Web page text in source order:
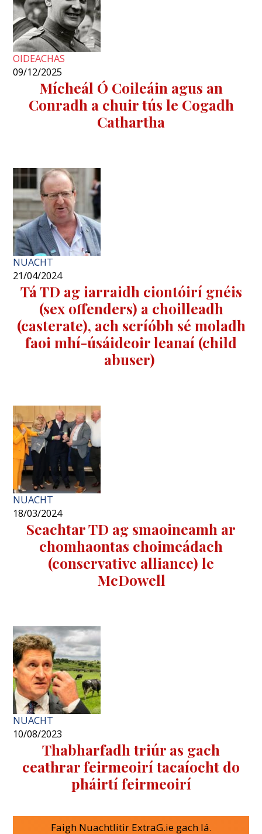
OIDEACHAS
09/12/2025
Mícheál Ó Coileáin agus an
Conradh a chuir tús le Cogadh
Cathartha
NUACHT
21/04/2024
Tá TD ag iarraidh ciontóirí gnéis
(sex offenders) a choilleadh
(casterate), ach scríóbh sé moladh
faoi mhí-úsáideoir leanaí (child
abuser)
NUACHT
18/03/2024
Seachtar TD ag smaoineamh ar
chomhaontas choimeádach
(conservative alliance) le
McDowell
NUACHT
10/08/2023
Thabharfadh triúr as gach
ceathrar feirmeoirí tacaíocht do
pháirtí feirmeoirí
Faigh Nuachtlitir ExtraG.ie gach lá.